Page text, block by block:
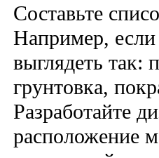
Составьте
Например, если
выглядеть так:
грунтовка,
Разработайте
расположение